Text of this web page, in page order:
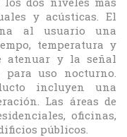
y acústicas. El
al usuario una
temperatura y
atenuar y la señal
para uso nocturno.
incluyen una
Las áreas de
oficinas,
públicos.